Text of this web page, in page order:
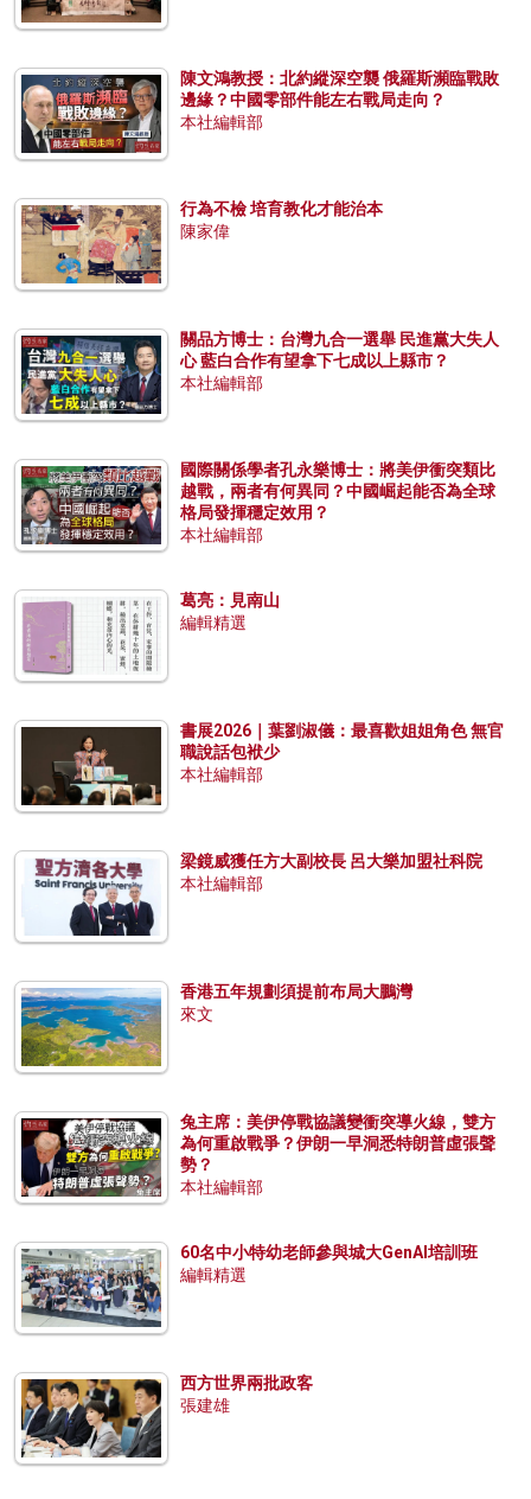
陳文鴻教授：北約縱深空襲 俄羅斯瀕臨戰敗
邊緣？中國零部件能左右戰局走向？
本社編輯部
行為不檢 培育教化才能治本
陳家偉
關品方博士：台灣九合一選舉 民進黨大失人
心 藍白合作有望拿下七成以上縣市？
本社編輯部
國際關係學者孔永樂博士：將美伊衝突類比
越戰，兩者有何異同？中國崛起能否為全球
格局發揮穩定效用？
本社編輯部
葛亮：見南山
編輯精選
書展2026｜葉劉淑儀：最喜歡姐姐角色 無官
職說話包袱少
本社編輯部
梁鏡威獲任方大副校長 呂大樂加盟社科院
本社編輯部
香港五年規劃須提前布局大鵬灣
來文
兔主席：美伊停戰協議變衝突導火線，雙方
為何重啟戰爭？伊朗一早洞悉特朗普虛張聲
勢？
本社編輯部
60名中小特幼老師參與城大GenAI培訓班
編輯精選
西方世界兩批政客
張建雄